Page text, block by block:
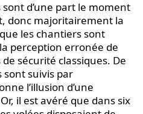
sont d’une part le moment
donc majoritairement la
les chantiers sont
perception erronée de
sécurité classiques. De
suivis par
l’illusion d’une
il est avéré que dans six